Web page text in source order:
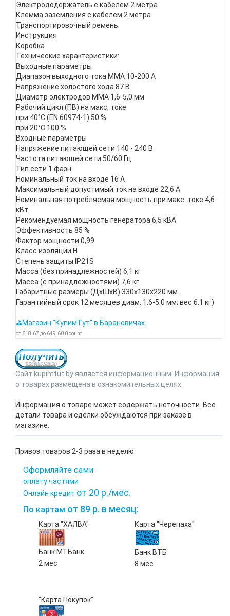
Электрододержатель с кабелем 2 метра
Клемма заземления с кабелем 2 метра
Транспортировочный ремень
Инструкция
Коробка
Технические характеристики:
Выходные параметры
Диапазон выходного тока MMA 10-200 А
Напряжение холостого хода 87 В
Диаметр электродов MMA 1,6-5,0 мм
Рабочий цикл (ПВ) на макс, токе
при 40°С (EN 60974-1) 50 %
при 20°С 100 %
Входные параметры
Напряжение питающей сети 140 - 240 В
Частота питающей сети 50/60 Гц
Тип сети 1 фазн.
Номинальный ток на входе 16 А
Максимальный допустимый ток на входе 22,6 А
Номинальная потребляемая мощность при макс. токе 4,6
кВт
Рекомендуемая мощность генератора 6,5 кВА
Эффективность 85 %
Фактор мощности 0,99
Класс изоляции H
Степень защиты IP21S
Масса (без принадлежностей) 6,1 кг
Масса (с принадлежностями) 7,6 кг
Габаритные размеры (ДхШхВ) 330х130х220 мм
Гарантийный срок 12 месяцев диам. 1.6-5.0 мм; вес 6.1 кг)
⛳Магазин "КупимТут" в Барановичах.
от 618.67 до 649.60 0count
Сайт kupimtut.by является информационным. Информация
о товарах размещена в ознакомительных целях.
Информация о товаре может содержать неточности. Все
детали товара и сделки обсуждаются при заказе в
магазине.
Привоз товаров 2-3 раза в неделю.
Оформляйте сами
оплату частями
Онлайн кредит от 20 р./мес.
По картам от 89 р. в месяц:
Карта "ХАЛВА"
Банк МТБанк
2 мес
Карта "Черепаха"
Банк ВТБ
8 мес
"Карта Покупок"